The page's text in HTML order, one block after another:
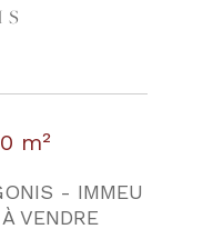
m²
- IMMEU
VENDRE